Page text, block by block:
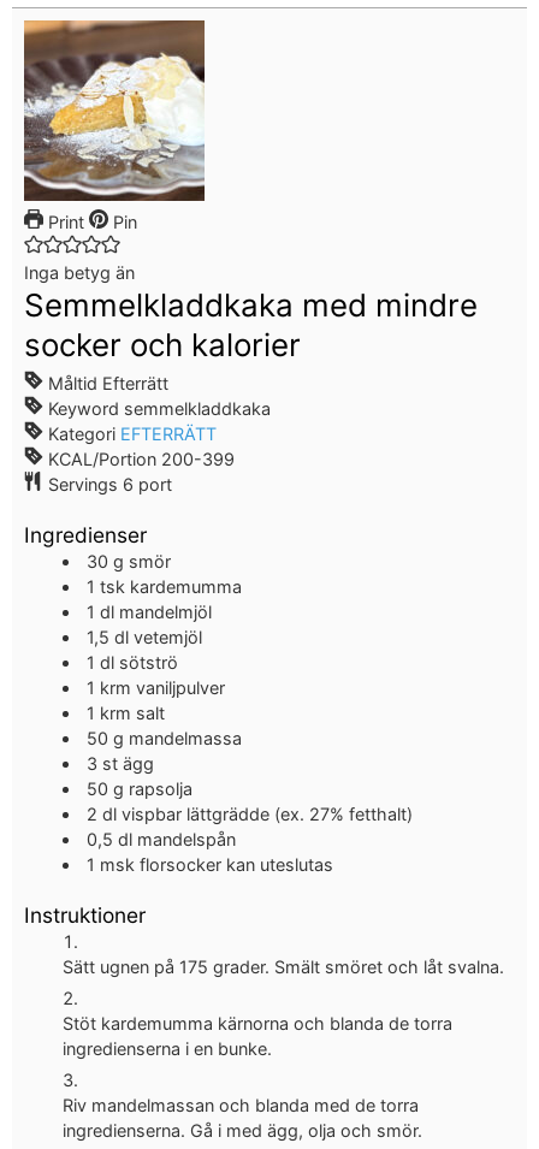
Print Pin
Inga betyg än
Semmelkladdkaka med mindre
socker och kalorier
Måltid Efterrätt
Keyword semmelkladdkaka
Kategori EFTERRÄTT
KCAL/Portion 200-399
Servings 6 port
Ingredienser
30 g smör
1 tsk kardemumma
1 dl mandelmjöl
1,5 dl vetemjöl
1 dl sötströ
1 krm vaniljpulver
1 krm salt
50 g mandelmassa
3 st ägg
50g rapsolja
2 dl vispbar lättgrädde (ex. 27% fetthalt)
0,5 dl mandelspån
1 msk florsocker kan uteslutas
Instruktioner
Sätt ugnen på 175 grader. Smält smöret och låt svalna.
Stöt kardemumma kärnorna och blanda de torra
ingredienserna i en bunke.
Riv mandelmassan och blanda med de torra
ingredienserna. Gå i med ägg, olja och smör.